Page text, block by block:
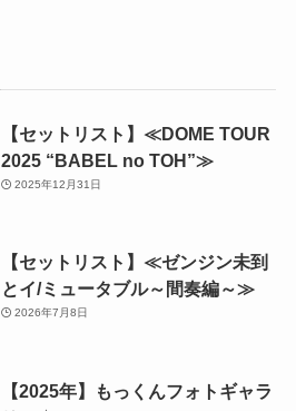
【セットリスト】≪DOME TOUR
2025 “BABEL no TOH”≫
2025年12月31日
【セットリスト】≪ゼンジン未到
とイ/ミュータブル～間奏編～≫
2026年7月8日
【2025年】もっくんフォトギャラ